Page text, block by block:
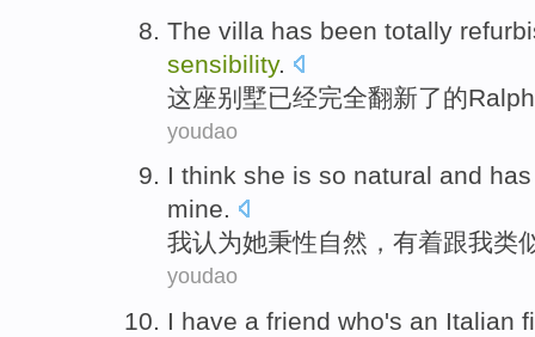
The villa has been totally
sensibility.
这座别墅已经完全翻新了的Ralph
youdao
I think she is so natural and has
mine.
我认为她秉性自然 ， 有着跟我类
youdao
I have a friend who's an Italian